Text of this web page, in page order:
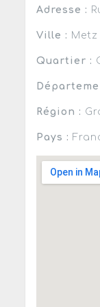
Adresse :
Ville : Metz
Quartier :
Région :
Pays :